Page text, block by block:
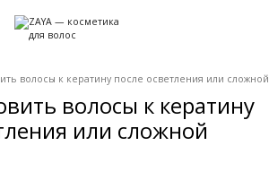
волосы к кератину после осветления или
волосы к кератину
или сложной